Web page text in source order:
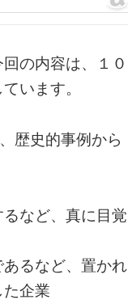
の内容は、１０
います。
歴史的事例から
など、真に目覚
るなど、置かれ
企業